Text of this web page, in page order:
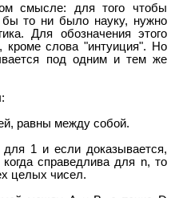
смысле: для того чтобы
бы то ни было науку, нужно
Для обозначения этого
кроме слова "интуиция". Но
под одним и тем же
равны между собой.
1 и если доказывается,
справедлива для n, то
целых чисел.